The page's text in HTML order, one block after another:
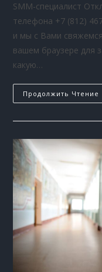
SMM-специалист
телефона +7 (812)
и мы с Вами
вашем браузере для
какую…
Продолжить Чтение